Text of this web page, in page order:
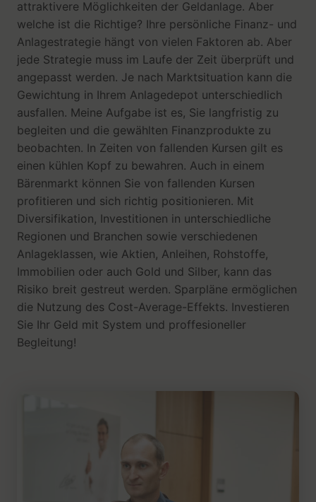
attraktivere Möglichkeiten der Geldanlage. Aber
welche ist die Richtige? Ihre persönliche Finanz- und
Anlagestrategie hängt von vielen Faktoren ab. Aber
jede Strategie muss im Laufe der Zeit überprüft und
angepasst werden. Je nach Marktsituation kann die
Gewichtung in Ihrem Anlagedepot unterschiedlich
ausfallen. Meine Aufgabe ist es, Sie langfristig zu
begleiten und die gewählten Finanzprodukte zu
beobachten. In Zeiten von fallenden Kursen gilt es
einen kühlen Kopf zu bewahren. Auch in einem
Bärenmarkt können Sie von fallenden Kursen
profitieren und sich richtig positionieren. Mit
Diversifikation, Investitionen in unterschiedliche
Regionen und Branchen sowie verschiedenen
Anlageklassen, wie Aktien, Anleihen, Rohstoffe,
Immobilien oder auch Gold und Silber, kann das
Risiko breit gestreut werden. Sparpläne ermöglichen
die Nutzung des Cost-Average-Effekts. Investieren
Sie Ihr Geld mit System und proffesioneller
Begleitung!